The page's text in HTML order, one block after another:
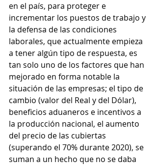
en el país, para proteger e
incrementar los puestos de trabajo y
la defensa de las condiciones
laborales, que actualmente empieza
a tener algún tipo de respuesta, es
tan solo uno de los factores que han
mejorado en forma notable la
situación de las empresas; el tipo de
cambio (valor del Real y del Dólar),
beneficios aduaneros e incentivos a
la producción nacional, el aumento
del precio de las cubiertas
(superando el 70% durante 2020), se
suman a un hecho que no se daba